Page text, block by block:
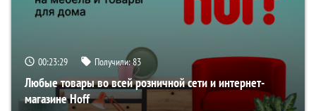
00:23:28 Получили:83
Любые товары во всей розничной сети и интернет-
магазине Hoff